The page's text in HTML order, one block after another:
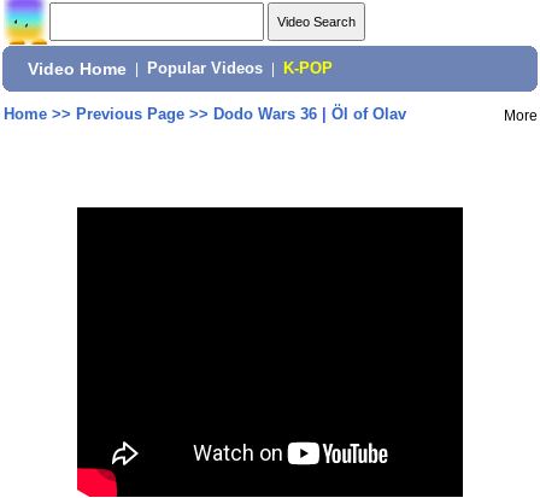
Video Home Popular Videos K-POP
Home>> Previous Page>> Dodo Wars 36 | Öl of Olav More